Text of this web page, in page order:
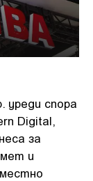
уреди спора
Digital,
за
и